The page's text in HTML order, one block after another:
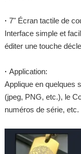
· 7" Écran tactile de
Interface simple et
éditer une touche
· Application:
Applique en quelques
(jpeg, PNG, etc.), le
numéros de série,